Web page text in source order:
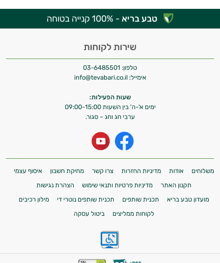
טבע בריא - 100% קנייה בטוחה
שירות לקוחות
טלפון: 03-6485501
אימייל: info@tevabari.co.il
שעות הפעילות:
ימים א'-ה' בין השעות 09:00-15:00
ערבי חג וחג – סגור.
משלוחים אודות מדיניות החזרות צרו קשר מחיקת חשבון
איסוף עצמי
תקנון האתר
מדיניות פרטיות ותנאי שימוש
הצהרת נגישות
מועדון טבע בריא
תכנית שותפים תכנית שותפים נוטרי די
מילון רכיבים
לקוחות ממליצים
ביטול עסקה